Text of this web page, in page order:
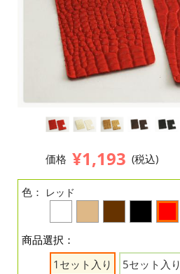
価格 ¥1,193 (税込)
色： レッド
商品選択：
1セット入り
5セット入り